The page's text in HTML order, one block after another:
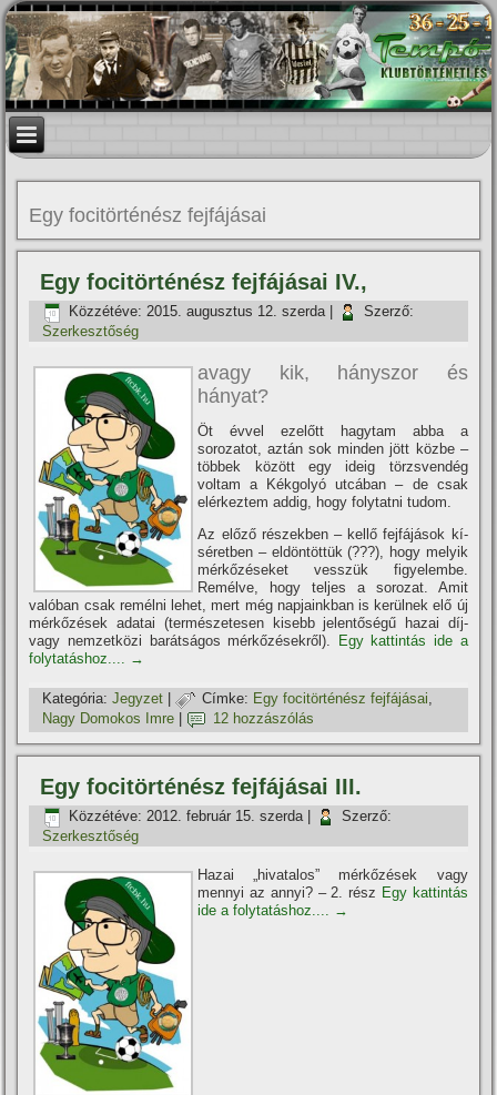
Egy focitörténész fejfájásai
Egy focitörténész fejfájásai IV.,
Közzétéve: 2015. augusztus 12. szerda|
Szerző:
Szerkesztőség
avagy kik, hányszor és
hányat?
Öt évvel ezelőtt hagytam abba a
sorozatot, aztán sok minden jött közbe –
többek között egy ideig törzsvendég
voltam a Kékgolyó utcában – de csak
elérkeztem addig, hogy folytatni tudom.
Az előző részekben – kellő fejfájások kí­
séretben – eldöntöttük (???), hogy melyik
mérkőzéseket vesszük figyelembe.
Remélve, hogy teljes a sorozat. Amit
valóban csak remélni lehet, mert még napjainkban is kerülnek elő új
mérkőzések adatai (természetesen kisebb jelentőségű hazai dí­j-
vagy nemzetközi barátságos mérkőzésekről).
Egy kattintás ide a
folytatáshoz.... →
Kategória: Jegyzet | Címke: Egy focitörténész fejfájásai,
Nagy Domokos Imre
12 hozzászólás
Egy focitörténész fejfájásai III.
Közzétéve: 2012. február 15. szerda|
Szerző:
Szerkesztőség
Hazai „hivatalos” mérkőzések vagy
mennyi az annyi? – 2. rész Egy kattintás
ide a folytatáshoz.... →